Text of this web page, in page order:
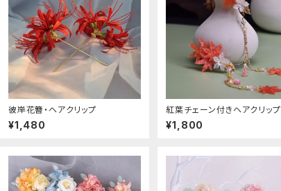
彼岸花簪・ヘアクリップ
¥1,480
紅葉チェーン付きヘアクリップ
¥1,800